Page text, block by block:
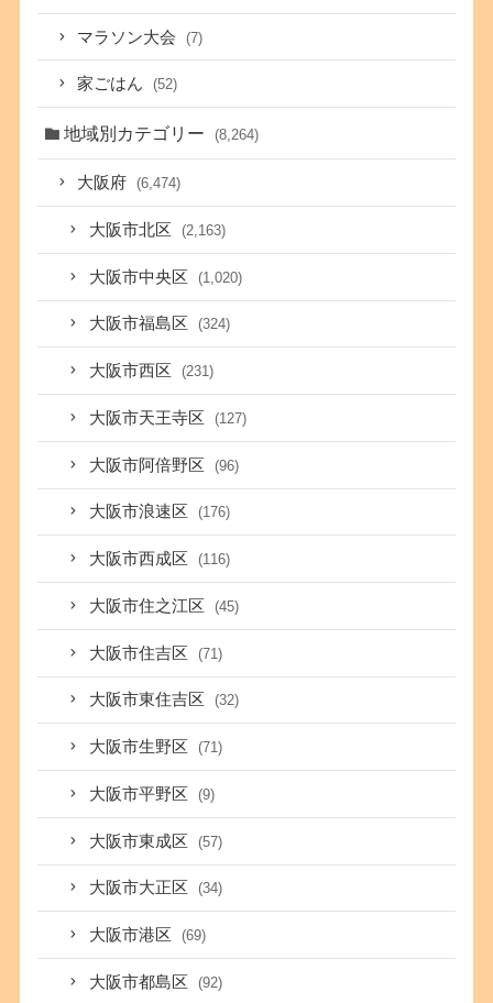
マラソン大会 (7)
家ごはん (52)
地域別カテゴリー (8,264)
大阪府 (6,474)
大阪市北区 (2,163)
大阪市中央区 (1,020)
大阪市福島区 (324)
大阪市西区 (231)
大阪市天王寺区 (127)
大阪市阿倍野区 (96)
大阪市浪速区 (176)
大阪市西成区 (116)
大阪市住之江区 (45)
大阪市住吉区 (71)
大阪市東住吉区 (32)
大阪市生野区 (71)
大阪市平野区 (9)
大阪市東成区 (57)
大阪市大正区 (34)
大阪市港区 (69)
大阪市都島区 (92)